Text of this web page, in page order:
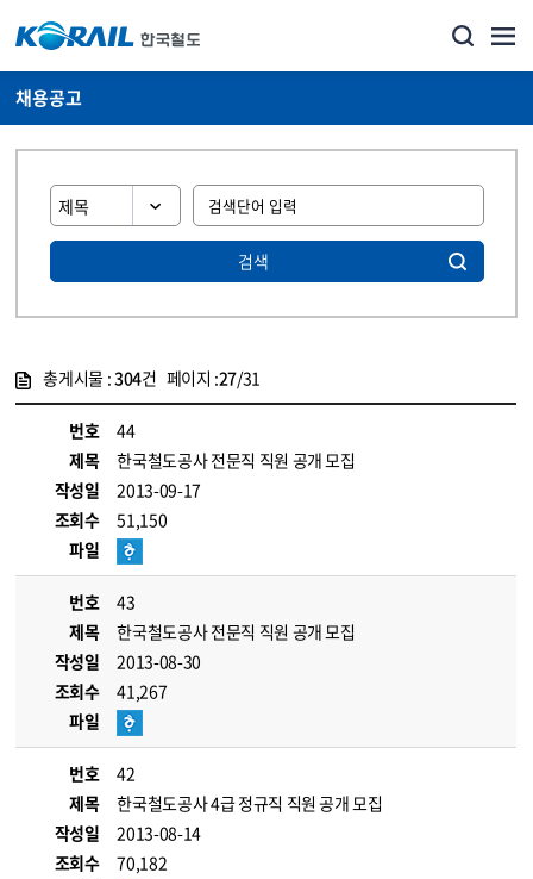
채용공고
검색
총게시물 :304건 페이지 :27/31
번호
44
제목
한국철도공사 전문직 직원 공개 모집
작성일
2013-09-17
조회수
51,150
파일
번호
43
제목
한국철도공사 전문직 직원 공개 모집
작성일
2013-08-30
조회수
41,267
파일
번호
42
제목
한국철도공사 4급 정규직 직원 공개 모집
작성일
2013-08-14
조회수
70,182